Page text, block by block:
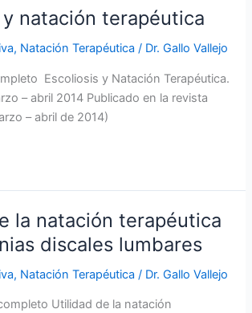
y natación terapéutica
, Natación Terapéutica / Dr. Gallo Vallejo
Escoliosis y Natación Terapéutica.
– abril 2014 Publicado en la revista
– abril de 2014)
la natación terapéutica
discales lumbares
, Natación Terapéutica / Dr. Gallo Vallejo
Utilidad de la natación